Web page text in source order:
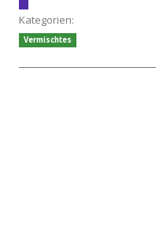
Kategorien:
Vermischtes